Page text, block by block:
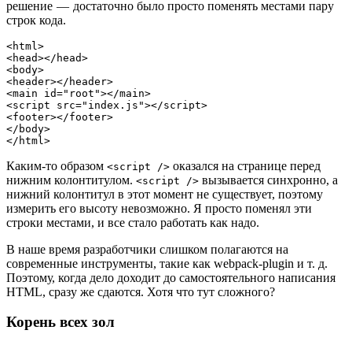
решение — достаточно было просто поменять местами пару
строк кода.
<html>
<head></head>
<body>
<header></header>
<main id="root"></main>
<script src="index.js"></script>
<footer></footer>
</body>
</html>
Каким-то образом <script /> оказался на странице перед
нижним колонтитулом. <script /> вызывается синхронно, а
нижний колонтитул в этот момент не существует, поэтому
измерить его высоту невозможно. Я просто поменял эти
строки местами, и все стало работать как надо.
В наше время разработчики слишком полагаются на
современные инструменты, такие как webpack-plugin и т. д.
Поэтому, когда дело доходит до самостоятельного написания
HTML, сразу же сдаются. Хотя что тут сложного?
Корень всех зол